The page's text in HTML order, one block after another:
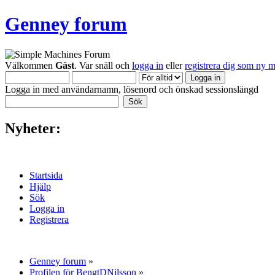
Genney forum
Välkommen Gäst. Var snäll och logga in ellerregistrera dig som ny
Logga in med användarnamn, lösenord och önskad sessionslängd
Nyheter:
Startsida
Hjälp
Sök
Logga in
Registrera
Genney forum »
Profilen för BengtDNilsson »